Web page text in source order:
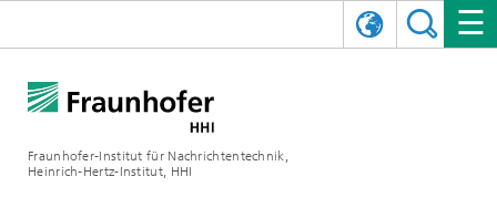
Fraunhofer-Institut für Nachrichtentechnik,
Heinrich-Hertz-Institut, HHI